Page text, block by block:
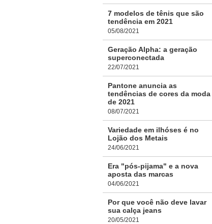
7 modelos de tênis que são
tendência em 2021
05/08/2021
Geração Alpha: a geração
superconectada
22/07/2021
Pantone anuncia as
tendências de cores da moda
de 2021
08/07/2021
Variedade em ilhóses é no
Lojão dos Metais
24/06/2021
Era "pós-pijama" e a nova
aposta das marcas
04/06/2021
Por que você não deve lavar
sua calça jeans
20/05/2021